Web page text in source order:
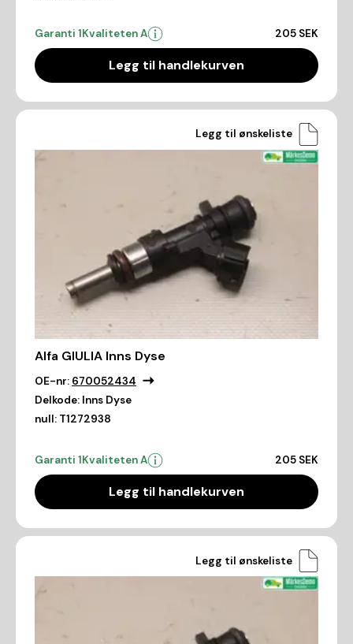
Garanti 1Kvaliteten A 205 SEK
Legg til handlekurven
Legg til ønskeliste
Alfa GIULIA Inns Dyse
OE-nr: 670052434
Delkode: Inns Dyse
null: T1272938
Garanti 1Kvaliteten A 205 SEK
Legg til handlekurven
Legg til ønskeliste